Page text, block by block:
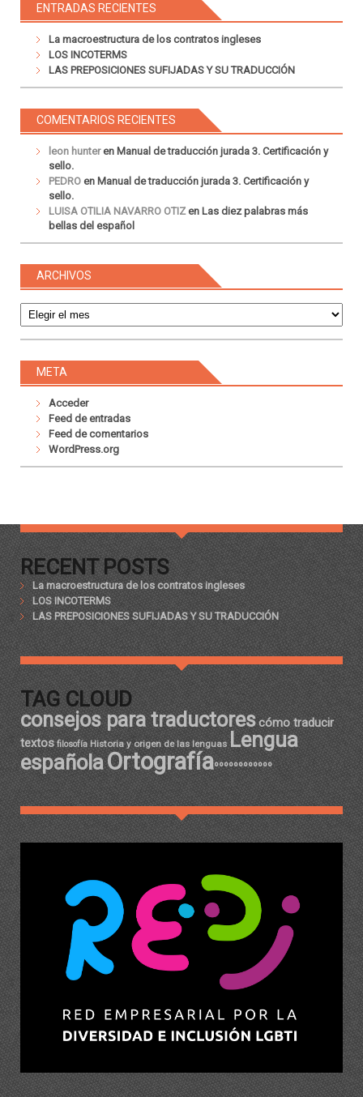
ENTRADAS RECIENTES
La macroestructura de los contratos ingleses
LOS INCOTERMS
LAS PREPOSICIONES SUFIJADAS Y SU TRADUCCIÓN
COMENTARIOS RECIENTES
leon hunteren Manual de traducción jurada 3. Certificación y
sello.
PEDRO en Manual de traducción jurada 3. Certificación y
sello.
LUISA OTILIA NAVARRO OTIZ en Las diez palabras más
bellas del español
ARCHIVOS
META
Acceder
Feed de entradas
Feed de comentarios
WordPress.org
RECENT POSTS
La macroestructura de los contratos ingleses
LOS INCOTERMS
LAS PREPOSICIONES SUFIJADAS Y SU TRADUCCIÓN
TAG CLOUD
consejos para traductorescómo traducir
textos filosofía Historia y origen de las lenguas Lengua
españolaOrtografíaºººººººººººº